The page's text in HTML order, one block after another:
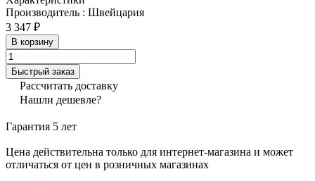
Производитель : Швейцария
3 347 ₽
В корзину
Быстрый заказ
Рассчитать доставку
Нашли дешевле?
Гарантия 5 лет
Цена действительна только для интернет-магазина и может
отличаться от цен в розничных магазинах